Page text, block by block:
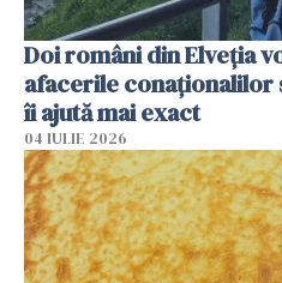
Doi români din Elveția
afacerile conaționalilor
îi ajută mai exact
04 IULIE 2026